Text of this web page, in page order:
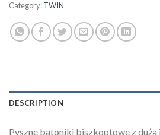
Category:TWIN
DESCRIPTION
Pyszne batoniki biszkoptowe z dużą